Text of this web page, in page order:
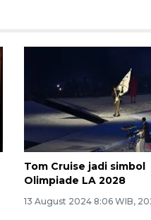
Tom Cruise jadi simbol
Olimpiade LA 2028
13 August 2024 8:06 WIB,